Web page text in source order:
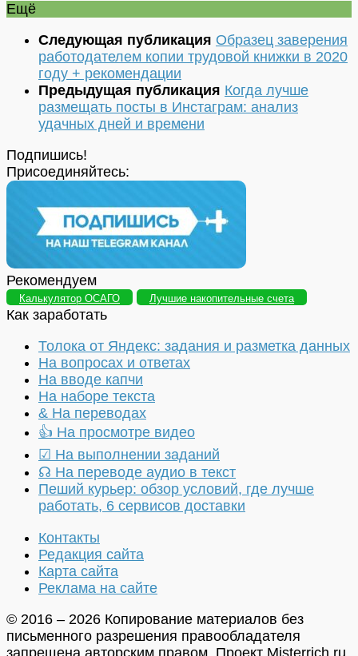
Ещё
Следующая публикация Образец заверения
работодателем копии трудовой книжки в 2020
году + рекомендации
Предыдущая публикация Когда лучше
размещать посты в Инстаграм: анализ
удачных дней и времени
Подпишись!
Присоединяйтесь:
Рекомендуем
Калькулятор ОСАГО Лучшие накопительные счета
Как заработать
Толока от Яндекс: задания и разметка данных
На вопросах и ответах
На вводе капчи
На наборе текста
& На переводах
👍 На просмотре видео
☑ На выполнении заданий
☊ На переводе аудио в текст
Пеший курьер: обзор условий, где лучше
работать, 6 сервисов доставки
Контакты
Редакция сайта
Карта сайта
Реклама на сайте
© 2016 – 2026 Копирование материалов без
письменного разрешения правообладателя
запрещена авторским правом. Проект Misterrich.ru